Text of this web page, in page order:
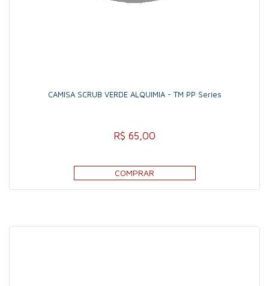
CAMISA SCRUB VERDE ALQUIMIA - TM PP Series
R$ 65,00
COMPRAR